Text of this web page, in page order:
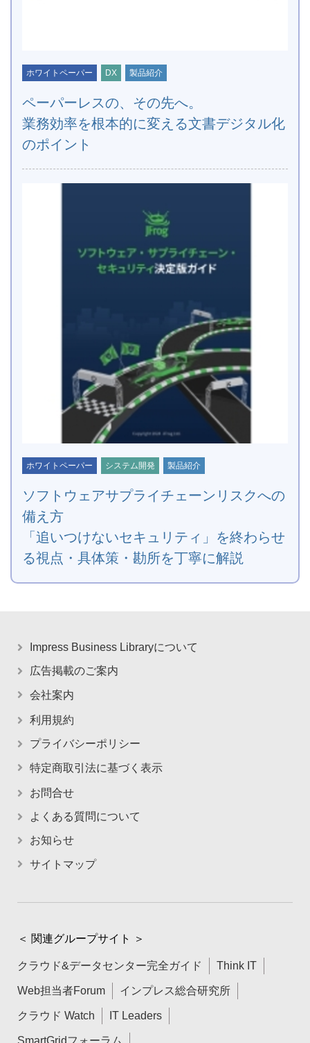
ホワイトペーパー DX 製品紹介
ペーパーレスの、その先へ。
業務効率を根本的に変える文書デジタル化
のポイント
ホワイトペーパー システム開発 製品紹介
ソフトウェアサプライチェーンリスクへの
備え方
「追いつけないセキュリティ」を終わらせ
る視点・具体策・勘所を丁寧に解説
Impress Business Libraryについて
広告掲載のご案内
会社案内
利用規約
プライバシーポリシー
特定商取引法に基づく表示
お問合せ
よくある質問について
お知らせ
サイトマップ
＜ 関連グループサイト ＞
クラウド&データセンター完全ガイド Think IT
Web担当者Forum インプレス総合研究所
クラウド Watch IT Leaders
SmartGridフォーラム